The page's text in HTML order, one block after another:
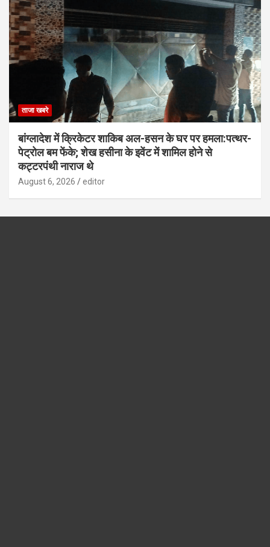
ताजा खबरे
बांग्लादेश में क्रिकेटर शाकिब अल-हसन के घर पर हमला:पत्थर-
पेट्रोल बम फेंके; शेख हसीना के इवेंट में शामिल होने से
कट्टरपंथी नाराज थे
August 6, 2026 editor